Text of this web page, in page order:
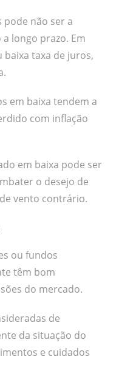
pode não ser a
longo prazo. Em
baixa taxa de juros,
em baixa tendem a
com inflação
em baixa pode ser
o desejo de
vento contrário.
ou fundos
têm bom
do mercado.
de
da situação do
e cuidados